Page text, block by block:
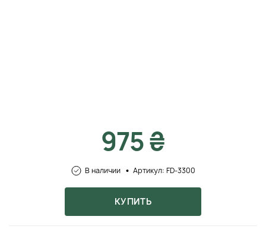
975 ₴
В наличии Артикул: FD-3300
КУПИТЬ